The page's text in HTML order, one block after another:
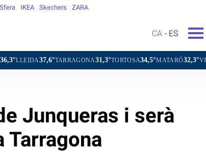
Sfera IKEA Skechers ZARA
CA ES
TARRAGONA31,3°TORTOSA34,5°MATARÓ32,3°VIC35,5°
Junqueras i serà
Tarragona